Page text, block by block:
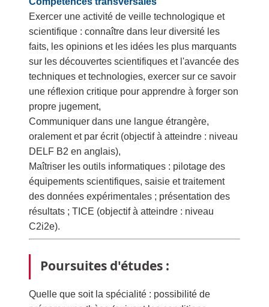
Exercer une activité de veille technologique et
scientifique : connaître dans leur diversité les
faits, les opinions et les idées les plus marquants
sur les découvertes scientifiques et l'avancée des
techniques et technologies, exercer sur ce savoir
une réflexion critique pour apprendre à forger son
propre jugement,
Communiquer dans une langue étrangère,
oralement et par écrit (objectif à atteindre : niveau
DELF B2 en anglais),
Maîtriser les outils informatiques : pilotage des
équipements scientifiques, saisie et traitement
des données expérimentales ; présentation des
résultats ; TICE (objectif à atteindre : niveau
C2i2e).
Poursuites d'études :
Quelle que soit la spécialité : possibilité de